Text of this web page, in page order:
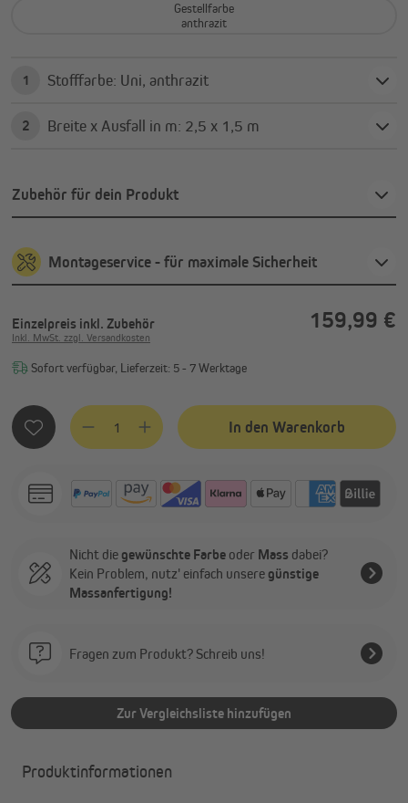
Gestellfarbe
anthrazit
1 Stofffarbe: Uni, anthrazit
2 Breite x Ausfall in m: 2,5 x 1,5 m
Zubehör für dein Produkt
Montageservice - für maximale Sicherheit
Einzelpreis inkl. Zubehör 159,99 €
Inkl. MwSt. zzgl. Versandkosten
Sofort verfügbar, Lieferzeit: 5 - 7 Werktage
Produkt Anzahl: Gib den gewünschten Wert ein oder
In den Warenkorb
Nicht die gewünschte Farbe oder Mass dabei?
Kein Problem, nutz' einfach unsere günstige
Massanfertigung!
Fragen zum Produkt? Schreib uns!
Zur Vergleichsliste hinzufügen
Produktinformationen